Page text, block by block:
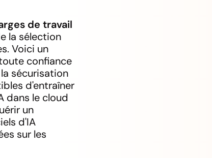
de travail
la sélection
Voici un
confiance
sécurisation
d'entraîner
dans le cloud
un
d'IA
sur les